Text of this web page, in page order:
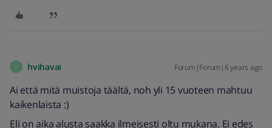
H hvihavai Forum|Forum|6 years ago
Ai että mitä muistoja täältä, noh yli 15 vuoteen mahtuu
kaikenlaista :)
Eli on aika alusta saakka ilmeisesti oltu mukana. Ei edes